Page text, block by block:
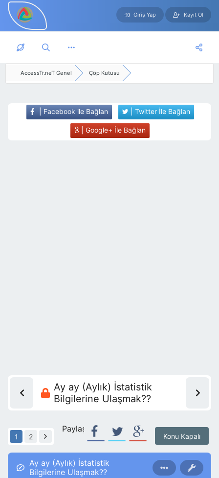
Skip to main content
Giriş Yap Kayıt Ol
AccessTr.neT Genel Çöp Kutusu
| Facebook ile Bağlan | Twitter İle Bağlan
| Google+ İle Bağlan
Ay ay (Aylık) İstatistik
Bilgilerine Ulaşmak??
1 2
Paylaş:
Konu Kapalı
Ay ay (Aylık) İstatistik
Bilgilerine Ulaşmak??